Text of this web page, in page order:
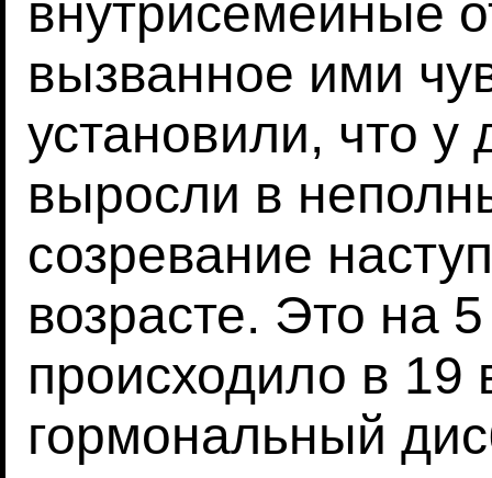
внутрисемейные
вызванное ими
установили, что у
выросли в
созревание
возрасте. Это на
происходило в 19
гормональный